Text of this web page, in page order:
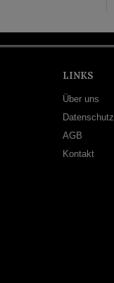
LINKS
Über uns
Datenschutz
AGB
Kontakt